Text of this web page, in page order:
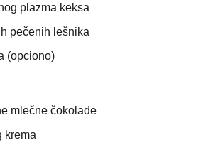
plazma keksa
pečenih lešnika
(opciono)
mlečne čokolade
krema